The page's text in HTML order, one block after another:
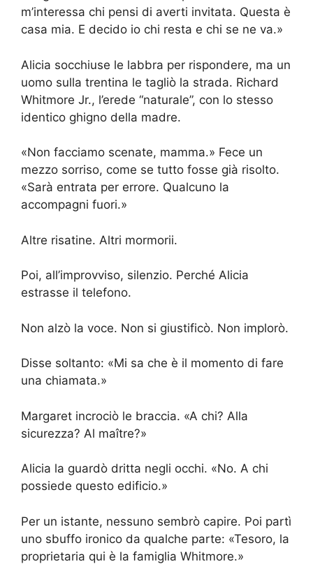
m’interessa chi pensi di averti invitata. Questa è
casa mia. E decido io chi resta e chi se ne va.»
Alicia socchiuse le labbra per rispondere, ma un
uomo sulla trentina le tagliò la strada. Richard
Whitmore Jr., l’erede “naturale”, con lo stesso
identico ghigno della madre.
«Non facciamo scenate, mamma.» Fece un
mezzo sorriso, come se tutto fosse già risolto.
«Sarà entrata per errore. Qualcuno la
accompagni fuori.»
Altre risatine. Altri mormorii.
Poi, all’improvviso, silenzio. Perché Alicia
estrasse il telefono.
Non alzò la voce. Non si giustificò. Non implorò.
Disse soltanto: «Mi sa che è il momento di fare
una chiamata.»
Margaret incrociò le braccia. «A chi? Alla
sicurezza? Al maître?»
Alicia la guardò dritta negli occhi. «No. A chi
possiede questo edificio.»
Per un istante, nessuno sembrò capire. Poi partì
uno sbuffo ironico da qualche parte: «Tesoro, la
proprietaria qui è la famiglia Whitmore.»